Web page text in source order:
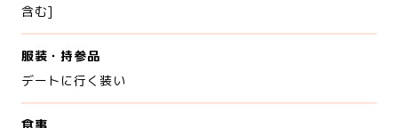
含む]
服装・持参品
デートに行く装い
食事